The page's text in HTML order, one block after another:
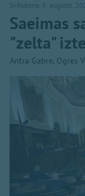
Svētdiena, 9. augusts,
Saeimas
"zelta"
Antra Gabre, Ogres